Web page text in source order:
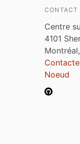
CONTACT
Centre
4101
Noeud